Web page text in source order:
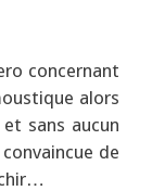
concernant
alors
sans aucun
de